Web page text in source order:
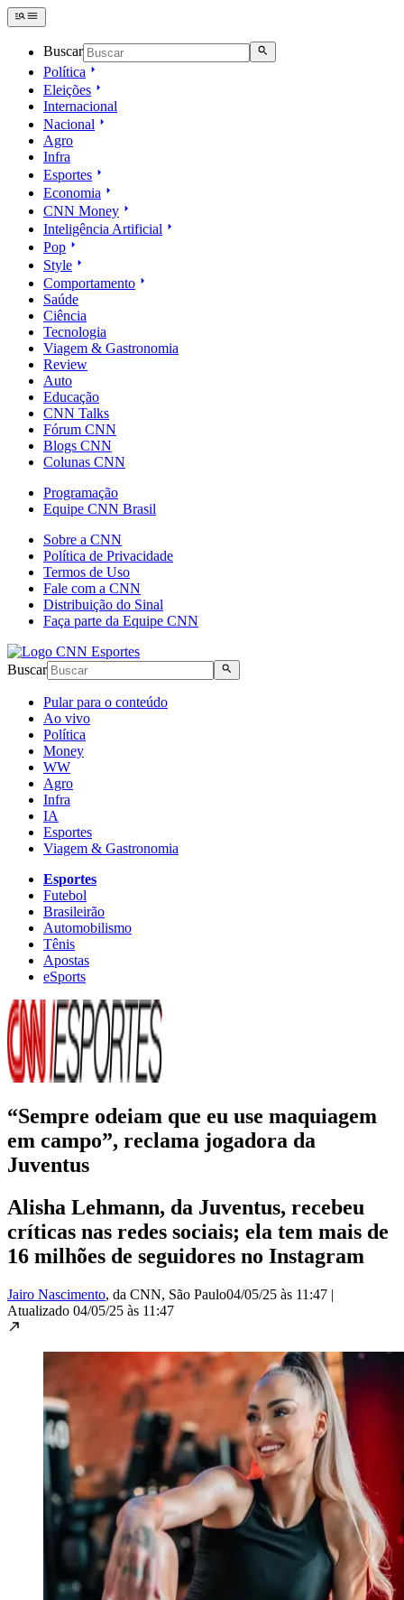
Buscar
Política
Eleições
Internacional
Nacional
Agro
Infra
Esportes
Economia
CNN Money
Inteligência Artificial
Pop
Style
Comportamento
Saúde
Ciência
Tecnologia
Viagem & Gastronomia
Review
Auto
Educação
CNN Talks
Fórum CNN
Blogs CNN
Colunas CNN
Programação
Equipe CNN Brasil
Sobre a CNN
Política de Privacidade
Termos de Uso
Fale com a CNN
Distribuição do Sinal
Faça parte da Equipe CNN
Buscar
Pular para o conteúdo
Ao vivo
Política
Money
WW
Agro
Infra
IA
Esportes
Viagem & Gastronomia
Esportes
Futebol
Brasileirão
Automobilismo
Tênis
Apostas
eSports
“Sempre odeiam que eu use maquiagem
em campo”, reclama jogadora da
Juventus
Alisha Lehmann, da Juventus, recebeu
críticas nas redes sociais; ela tem mais de
16 milhões de seguidores no Instagram
Jairo Nascimento, da CNN, São Paulo04/05/25 às 11:47 |
Atualizado 04/05/25 às 11:47